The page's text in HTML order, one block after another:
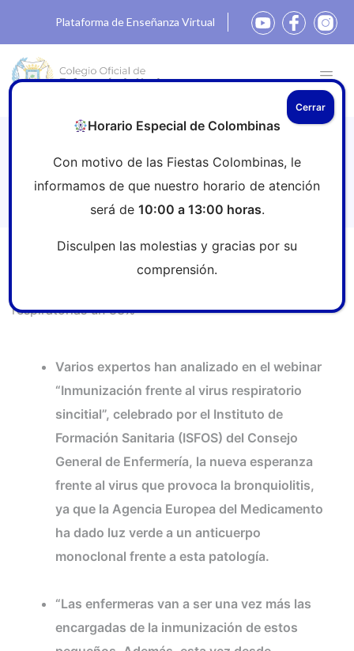
Plataforma de Enseñanza Virtual
reducirá las hospitalizaciones por
infecciones respiratorias un 83%
La inmunización frente al VRS
respiratorias un 83%
Varios expertos han analizado en el webinar
“Inmunización frente al virus respiratorio
sincitial”, celebrado por el Instituto de
Formación Sanitaria (ISFOS) del Consejo
General de Enfermería, la nueva esperanza
frente al virus que provoca la bronquiolitis,
ya que la Agencia Europea del Medicamento
ha dado luz verde a un anticuerpo
monoclonal frente a esta patología.
“Las enfermeras van a ser una vez más las
encargadas de la inmunización de estos
Horario Especial de Colombinas
Con motivo de las Fiestas Colombinas, le
informamos de que nuestro horario de atención
será de 10:00 a 13:00 horas.
Disculpen las molestias y gracias por su
comprensión.
Cerrar